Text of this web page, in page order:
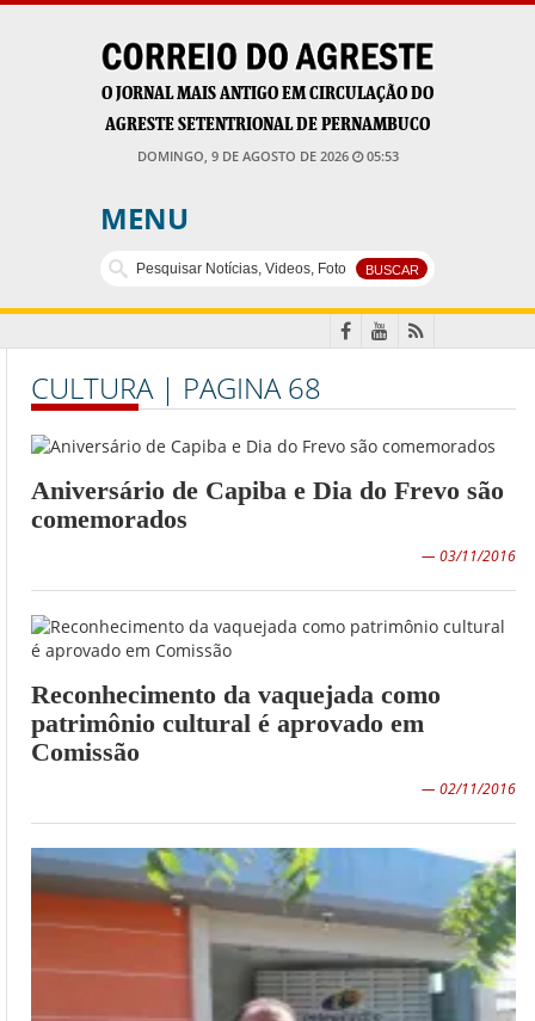
O JORNAL MAIS ANTIGO EM CIRCULAÇÃO DO
AGRESTE SETENTRIONAL DE PERNAMBUCO
DOMINGO, 9 DE AGOSTO DE 2026 05:53
MENU
CULTURA | PAGINA 68
Aniversário de Capiba e Dia do Frevo são
comemorados
— 03/11/2016
Reconhecimento da vaquejada como
patrimônio cultural é aprovado em
Comissão
— 02/11/2016